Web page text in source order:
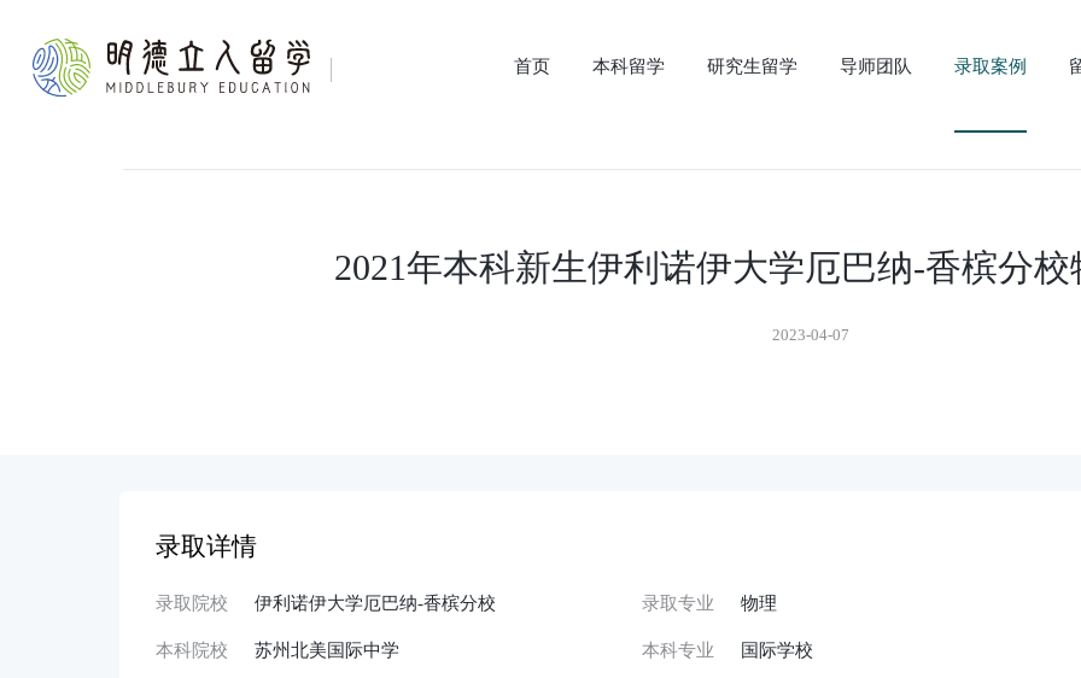
首页 本科留学 研究生留学 导师团队 录取案例
2021年本科新生伊利诺伊大学厄巴纳-香槟分
2023-04-07
录取详情
录取院校 伊利诺伊大学厄巴纳-香槟分校 录取专业 物理
本科院校 苏州北美国际中学 本科专业 国际学校